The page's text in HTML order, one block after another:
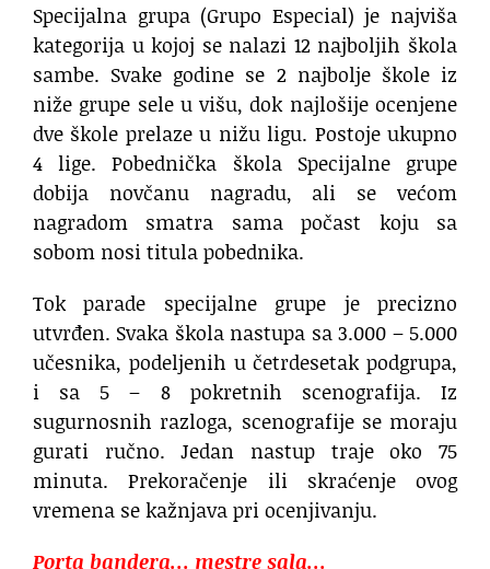
Specijalna grupa (Grupo Especial) je najviša
kategorija u kojoj se nalazi 12 najboljih škola
sambe. Svake godine se 2 najbolje škole iz
niže grupe sele u višu, dok najlošije ocenjene
dve škole prelaze u nižu ligu. Postoje ukupno
4 lige. Pobednička škola Specijalne grupe
dobija novčanu nagradu, ali se većom
nagradom smatra sama počast koju sa
sobom nosi titula pobednika.
Tok parade specijalne grupe je precizno
utvrđen. Svaka škola nastupa sa 3.000 – 5.000
učesnika, podeljenih u četrdesetak podgrupa,
i sa 5 – 8 pokretnih scenografija. Iz
sugurnosnih razloga, scenografije se moraju
gurati ručno. Jedan nastup traje oko 75
minuta. Prekoračenje ili skraćenje ovog
vremena se kažnjava pri ocenjivanju.
Porta bandera… mestre sala…